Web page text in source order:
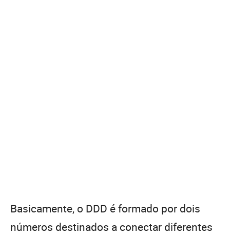
Basicamente, o DDD é formado por dois
números destinados a conectar diferentes